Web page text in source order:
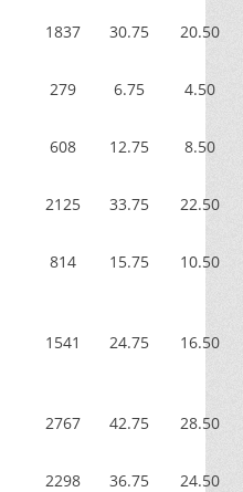
1837 30.75 20.50
279 6.75 4.50
608 12.75 8.50
2125 33.75 22.50
814 15.75 10.50
1541 24.75 16.50
2767 42.75 28.50
2298 36.75 24.50